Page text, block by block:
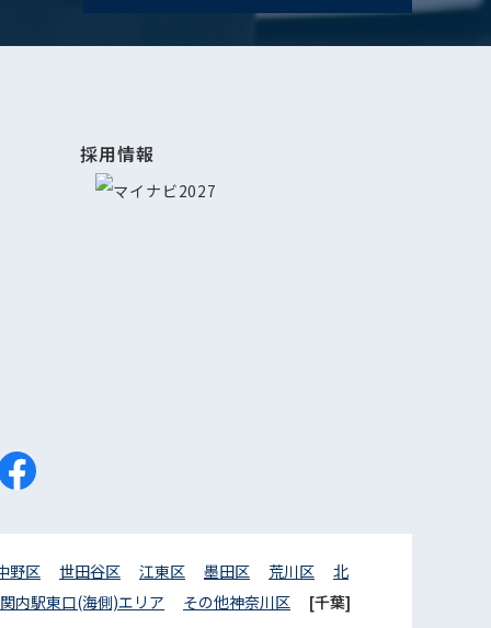
採用情報
野区 世田谷区 江東区 墨田区 荒川区
北
関内駅東口(海側)エリア その他神奈川区
[千葉]